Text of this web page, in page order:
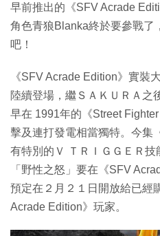
早前推出的《SFV Acrade
角色青狼Blanka終於要參戰了
吧！
《SFV Acrade Edition》實裝
陸續登場，繼ＳＡＫＵＲＡ之
早在 1991年的《Street
擊及連打發電相當獨特。今集
有特別的Ｖ ＴＲＩＧＧＥＲ技
「野性之怒」要在《SFV
預定在２月２１日開放給已經
Acrade Edition》玩家。